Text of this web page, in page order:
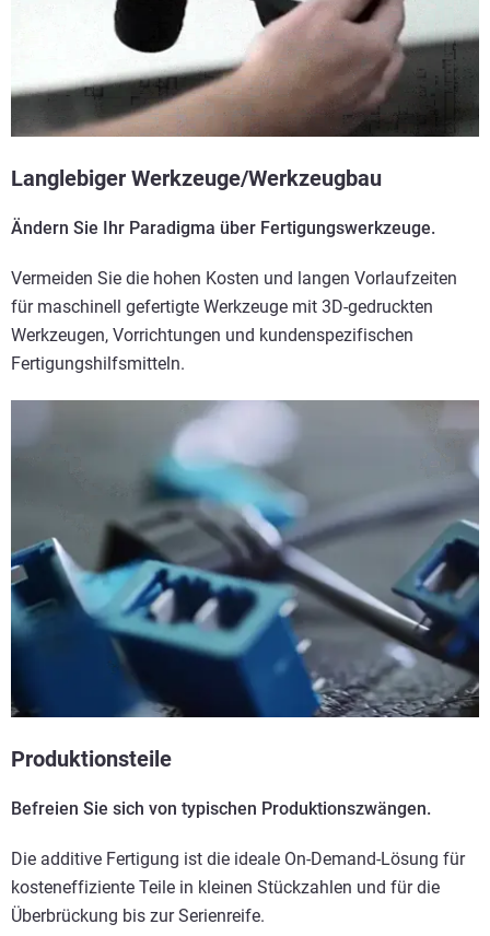
Langlebiger Werkzeuge/Werkzeugbau
Ändern Sie Ihr Paradigma über Fertigungswerkzeuge.
Vermeiden Sie die hohen Kosten und langen Vorlaufzeiten
für maschinell gefertigte Werkzeuge mit 3D-gedruckten
Werkzeugen, Vorrichtungen und kundenspezifischen
Fertigungshilfsmitteln.
Produktionsteile
Befreien Sie sich von typischen Produktionszwängen.
Die additive Fertigung ist die ideale On-Demand-Lösung für
kosteneffiziente Teile in kleinen Stückzahlen und für die
Überbrückung bis zur Serienreife.